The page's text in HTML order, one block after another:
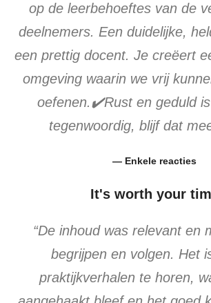
op de leerbehoeftes van de
deelnemers. Een duidelijke,
een prettig docent. Je creëert
omgeving waarin we vrij
oefenen.✔️Rust en geduld
tegenwoordig, blijf dat
— Enkele reacties
It's worth your
“De inhoud was relevant en
begrijpen en volgen. Het
praktijkverhalen te horen,